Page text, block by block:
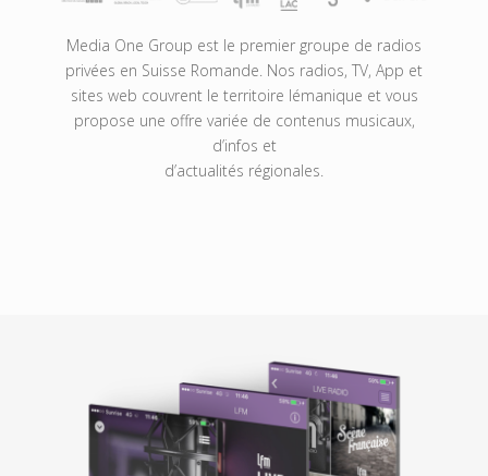
Media One Group est le premier groupe de radios
privées en Suisse Romande. Nos radios, TV, App et
sites web couvrent le territoire lémanique et vous
propose une offre variée de contenus musicaux,
d’infos et
d’actualités régionales.